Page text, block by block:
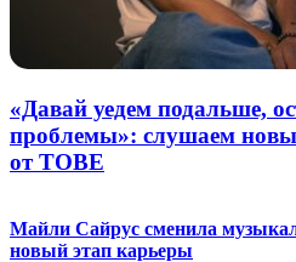
«Давай уедем подальше,
проблемы»: слушаем
от TOBE
Майли Сайрус сменила
новый этап карьеры